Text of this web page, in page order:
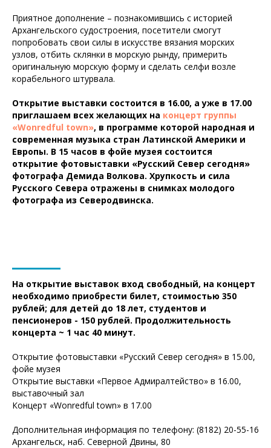
Приятное дополнение – познакомившись с историей
Архангельского судостроения, посетители смогут
попробовать свои силы в искусстве вязания морских
узлов, отбить склянки в морскую рынду, примерить
оригинальную морскую форму и сделать селфи возле
корабельного штурвала.
Открытие выставки состоится в 16.00, а уже в 17.00
приглашаем всех желающих на концерт группы
«Wonredful town», в программе которой народная и
современная музыка стран Латинской Америки и
Европы. В 15 часов в фойе музея состоится
открытие фотовыставки «Русский Север сегодня»
фотографа Демида Волкова. Хрупкость и сила
Русского Севера отражены в снимках молодого
фотографа из Северодвинска.
На открытие выставок вход свободный, на концерт
необходимо приобрести билет, стоимостью 350
рублей; для детей до 18 лет, студентов и
пенсионеров - 150 рублей. Продолжительность
концерта ~ 1 час 40 минут.
Открытие фотовыставки «Русский Север сегодня» в 15.00,
фойе музея
Открытие выставки «Первое Адмиралтейство» в 16.00,
выставочный зал
Концерт «Wonredful town» в 17.00
Дополнительная информация по телефону: (8182) 20-55-16
Архангельск, наб. Северной Двины, 80